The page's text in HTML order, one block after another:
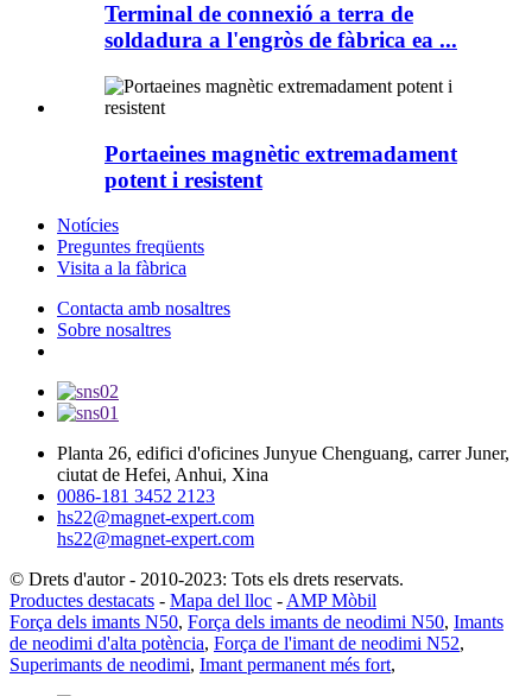
Terminal de connexió a terra de
soldadura a l'engròs de fàbrica ea ...
Portaeines magnètic extremadament
potent i resistent
Notícies
Preguntes freqüents
Visita a la fàbrica
Contacta amb nosaltres
Sobre nosaltres
Planta 26, edifici d'oficines Junyue Chenguang, carrer Juner,
ciutat de Hefei, Anhui, Xina
0086-181 3452 2123
hs22@magnet-expert.com
hs22@magnet-expert.com
© Drets d'autor - 2010-2023: Tots els drets reservats.
Productes destacats - Mapa del lloc - AMP Mòbil
Força dels imants N50, Força dels imants de neodimi N50, Imants
de neodimi d'alta potència, Força de l'imant de neodimi N52,
Superimants de neodimi, Imant permanent més fort,